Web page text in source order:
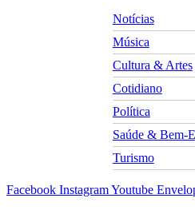
Notícias
Música
Cultura & Artes
Cotidiano
Política
Saúde & Bem-
Turismo
Facebook InstagramYoutube